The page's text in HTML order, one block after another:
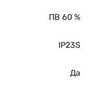
ПВ 60 %
IP23S
Да